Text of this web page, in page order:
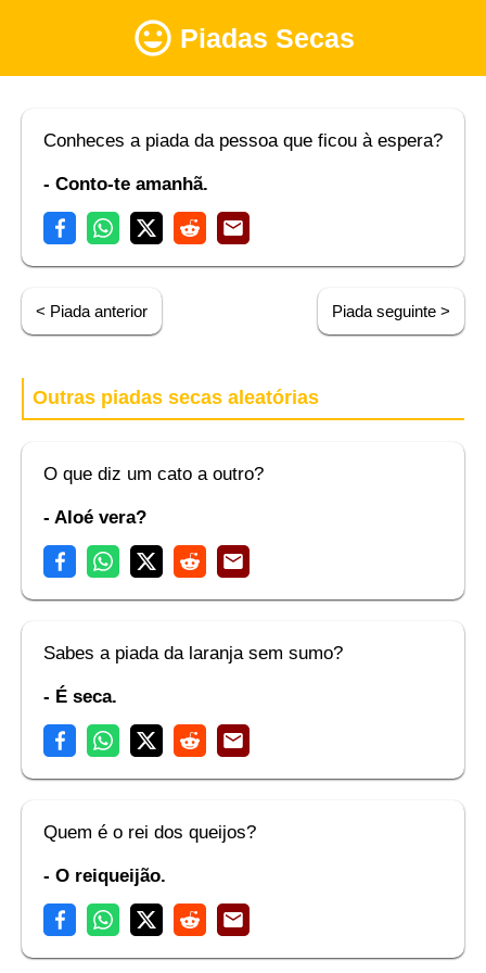
Piadas Secas
Conheces a piada da pessoa que ficou à espera?
- Conto-te amanhã.
< Piada anterior Piada seguinte >
Outras piadas secas aleatórias
O que diz um cato a outro?
- Aloé vera?
Sabes a piada da laranja sem sumo?
- É seca.
Quem é o rei dos queijos?
- O reiqueijão.